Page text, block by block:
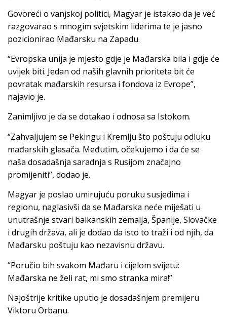
Govoreći o vanjskoj politici, Magyar je istakao da je već
razgovarao s mnogim svjetskim liderima te je jasno
pozicionirao Mađarsku na Zapadu.
“Evropska unija je mjesto gdje je Mađarska bila i gdje će
uvijek biti. Jedan od naših glavnih prioriteta bit će
povratak mađarskih resursa i fondova iz Evrope”,
najavio je.
Zanimljivo je da se dotakao i odnosa sa Istokom.
“Zahvaljujem se Pekingu i Kremlju što poštuju odluku
mađarskih glasača. Međutim, očekujemo i da će se
naša dosadašnja saradnja s Rusijom značajno
promijeniti”, dodao je.
Magyar je poslao umirujuću poruku susjedima i
regionu, naglasivši da se Mađarska neće miješati u
unutrašnje stvari balkanskih zemalja, Španije, Slovačke
i drugih država, ali je dodao da isto to traži i od njih, da
Mađarsku poštuju kao nezavisnu državu.
“Poručio bih svakom Mađaru i cijelom svijetu:
Mađarska ne želi rat, mi smo stranka mira!”
Najoštrije kritike uputio je dosadašnjem premijeru
Viktoru Orbanu.